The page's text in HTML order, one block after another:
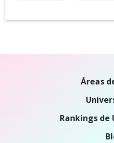
Áreas
Rankings de